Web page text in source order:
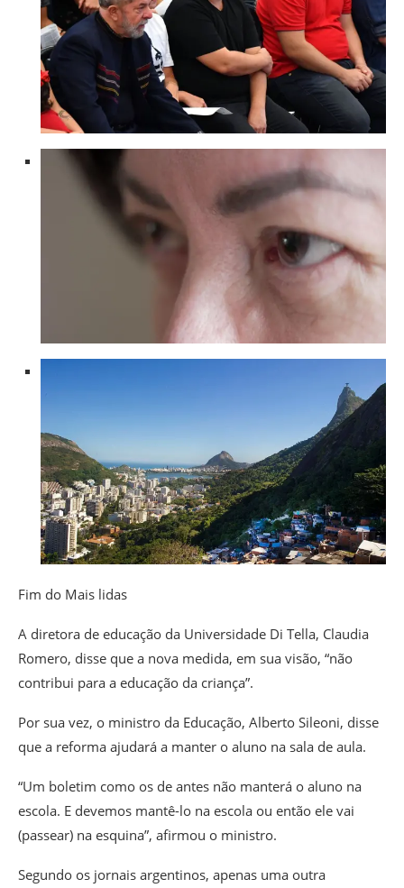
Fim do Mais lidas
A diretora de educação da Universidade Di Tella, Claudia
Romero, disse que a nova medida, em sua visão, “não
contribui para a educação da criança”.
Por sua vez, o ministro da Educação, Alberto Sileoni, disse
que a reforma ajudará a manter o aluno na sala de aula.
“Um boletim como os de antes não manterá o aluno na
escola. E devemos mantê-lo na escola ou então ele vai
(passear) na esquina”, afirmou o ministro.
Segundo os jornais argentinos, apenas uma outra